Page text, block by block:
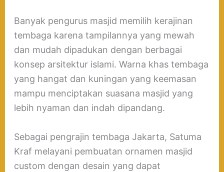
Banyak pengurus masjid memilih kerajinan
tembaga karena tampilannya yang mewah
dan mudah dipadukan dengan berbagai
konsep arsitektur islami. Warna khas tembaga
yang hangat dan kuningan yang keemasan
mampu menciptakan suasana masjid yang
lebih nyaman dan indah dipandang.
Sebagai pengrajin tembaga Jakarta, Satuma
Kraf melayani pembuatan ornamen masjid
custom dengan desain yang dapat